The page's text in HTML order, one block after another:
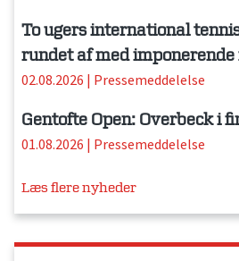
To ugers international
rundet af med
02.08.2026 | Pressemeddelelse
Gentofte Open: Overbeck i
01.08.2026 | Pressemeddelelse
Læs flere nyheder